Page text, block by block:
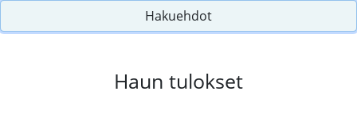
Hakuehdot
Haun tulokset